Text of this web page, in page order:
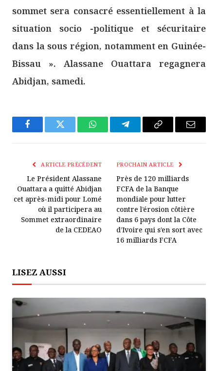
sommet sera consacré essentiellement à la
situation socio -politique et sécuritaire
dans la sous région, notamment en Guinée-
Bissau ». Alassane Ouattara regagnera
Abidjan, samedi.
FacebookTwitter WhatsAppTélégrammeCopier
Lien
E-
ARTICLE PRÉCÉDENT
Le Président Alassane
Ouattara a quitté Abidjan
cet après-midi pour Lomé
où il participera au
Sommet extraordinaire
de la CEDEAO
PROCHAIN ARTICLE
Près de 120 milliards
FCFA de la Banque
mondiale pour lutter
contre l’érosion côtière
dans 6 pays dont la Côte
d’Ivoire qui s’en sort avec
16 milliards FCFA
LISEZ AUSSI